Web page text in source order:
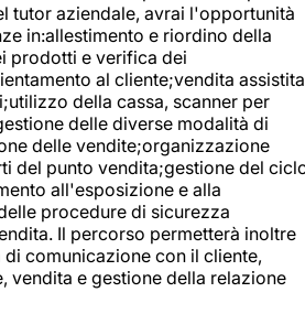
tutor aziendale, avrai l'opportunità
in:allestimento e riordino della
prodotti e verifica dei
al cliente;vendita assistita
della cassa, scanner per
delle diverse modalità di
delle vendite;organizzazione
del punto vendita;gestione del
all'esposizione e alla
procedure di sicurezza
Il percorso permetterà inoltre
comunicazione con il cliente,
vendita e gestione della relazione